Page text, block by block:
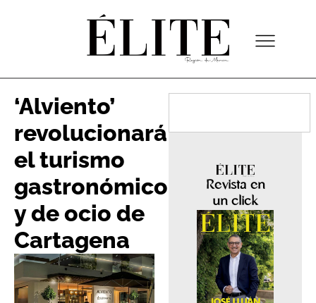
‘Alviento’
revolucionará
el turismo
gastronómico
y de ocio de
Cartagena
Revista en
un click